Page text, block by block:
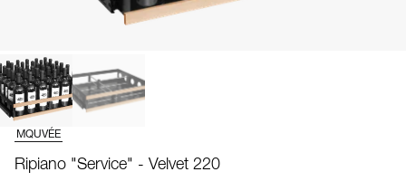
MQUVÉE
Ripiano "Service" - Velvet 220